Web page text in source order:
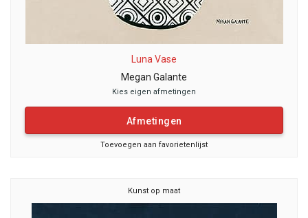
Luna Vase
Megan Galante
Kies eigen afmetingen
Afmetingen
Toevoegen aan favorietenlijst
Kunst op maat